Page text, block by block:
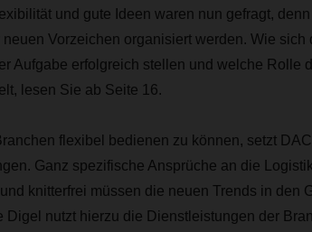
und gute Ideen waren nun gefragt,
Vorzeichen organisiert werden. Wie sich
Aufgabe erfolgreich stellen und welche Rolle
lesen Sie ab Seite 16.
flexibel bedienen zu können, setzt
Ganz spezifische Ansprüche an die
knitterfrei müssen die neuen Trends in den
Digel nutzt hierzu die Dienstleistungen der